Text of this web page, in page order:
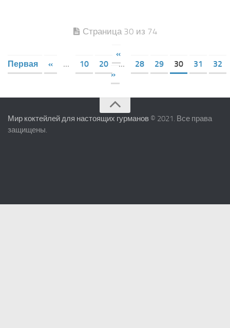
Страница 30 из 74
«
Первая
« ... 10 20 ... 28 29 30 31
32
»
Мир коктейлей для настоящих гурманов © 2021. Все права
защищены.